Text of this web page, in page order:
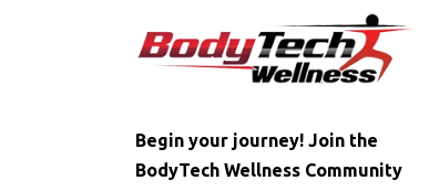
Begin your journey! Join the
BodyTech Wellness Community